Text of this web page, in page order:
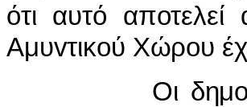
ότι αυτό
Αμυvτικoύ Χώρoυ
Οι